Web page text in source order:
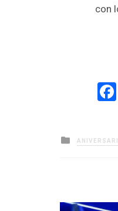
con
Posted
in